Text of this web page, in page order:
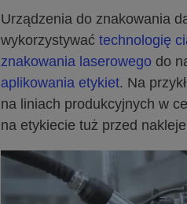
Urządzenia do znakowania
wykorzystywać technologię
znakowania laserowego do
aplikowania etykiet. Na
na liniach produkcyjnych w
na etykiecie tuż przed